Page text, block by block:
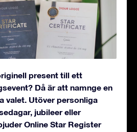
present till ett
Då är att namnge en
valet. Utöver personliga
jubileer eller
Online Star Register